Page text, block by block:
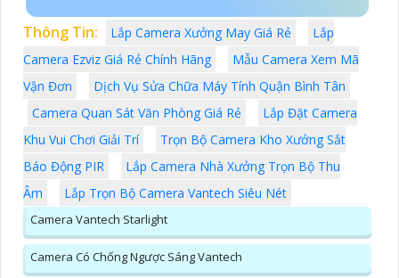
Thông Tin: Lắp Camera Xưởng May Giá Rẻ
Lắp
Camera Ezviz Giá Rẻ Chính Hãng
Mẫu Camera Xem Mã
Vận Đơn
Dịch Vụ Sửa Chữa Máy Tính Quận Bình Tân
Camera Quan Sát Văn Phòng Giá Rẻ
Lắp Đặt Camera
Khu Vui Chơi Giải Trí
Trọn Bộ Camera Kho Xưởng Sắt
Báo Động PIR
Lắp Camera Nhà Xưởng Trọn Bộ Thu
Âm
Lắp Trọn Bộ Camera Vantech Siêu Nét
Camera Vantech Starlight
Camera Có Chống Ngược Sáng Vantech